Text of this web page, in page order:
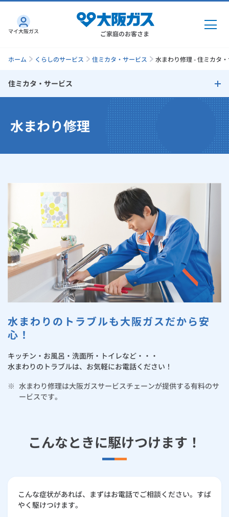
ご家庭のお客さま
ガス・電気 トップ
GAS得プラン
一般料金
「大阪ガスの都市ガス」への切り替えについて
電気トップ
「大阪ガスの電気」が選ばれる理由
電気料金メニュー
お手続きから使用開始までの流れ
太陽光発電余剰電力買取サービス
まとめプラン紹介
ガスと電気の使用開始の申込
ガスと電気の使用中止の申込
インターネット
さすガねっとのメリット
料金プラン
工事・開通までの流れ
通信速度測定
まとめプラン紹介
インターネットのお申込み
機器・修理トップ
キッチン
ガスコンロ
ガス炊飯器
レンジフード
食器洗い乾燥機
バス・洗面
ガス給湯器
乾太くん
リビング・空調
ガス温水床暖房「ヌック」
取替用ガスコンセント
ガス栓の増設 プラスライン
エネファーム
太陽光発電
スマイルーフ
警報器・消火器
ぴこぴこ・スマぴこ・けむぴこ
修理
故障診断
エラーコード診断
お近くのガスのお店
定額サービス
らく得リース
ほっ得定額
機器・修理お申込み
くらしのサービス
くらしのサービス
リフォーム・リノベーション
リフォーム・リノベーショントップ
安心・安全
みるぴこ
FitDish
めちゃとクーポン
関西おでかけ納税
ハウスクリーニング
お手続き・サポート
お手続き一覧
お客さまサポート
お引越しの手続き
ショールーム Daigasコラム
総合TOP 業務用・産業用のお客さま 企業情報
マイ大阪ガス
ホーム くらしのサービス 住ミカタ・サービス 水まわり修理 - 住ミカタ
住ミカタ・サービス
住まいの修理
エアコン修理
パソコン・IoT機器トラブル対応（通信駆けつけサービス）
ダスキン 暮らし応援メニュー
通信駆けつけサービスに関する注意事項
住ミカタ・プラス
住ミカタ・プラス ガス機器チェックに関する注意事項
防犯
水まわり修理
水まわりのトラブルも大阪ガスだから安
心！
キッチン・お風呂・洗面所・トイレなど・・・
水まわりのトラブルは、お気軽にお電話ください！
※ 水まわり修理は大阪ガスサービスチェーンが提供する有料のサ
ービスです。
こんなときに駆けつけます！
こんな症状があれば、まずはお電話でご相談ください。すば
やく駆けつけます。